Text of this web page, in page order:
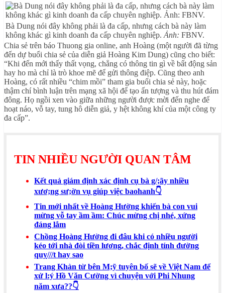
Bà Dung nói đây không phải là đa cấp, nhưng cách bà này làm
không khác gì kinh doanh đa cấp chuyên nghiệp. Ảnh: FBNV.
Chia sẻ trên báo Thuong gia online, anh Hoàng (một người đã từng
đến dự buổi chia sẻ của diễn giả Hoàng Kim Dung) cũng cho biết:
“Khi đến mới thấy thất vọng, chẳng có thông tin gì về bất động sản
hay ho mà chỉ là trò khoe mẽ để gửi thông điệp. Cũng theo anh
Hoàng, có rất nhiều “chim mồi” tham gia buổi chia sẻ này, hoặc
thậm chí bình luận trên mạng xã hội để tạo ấn tượng và thu hút đám
đông. Họ ngồi xen vào giữa những người được mời đến nghe để
hoạt náo, vỗ tay, tung hô diễn giả, y hệt không khí của một công ty
đa cấp”.
TIN NHIỀU NGƯỜI QUAN TÂM
Kết quả giám định xác định cụ bà g/;ãy nhiều
xươ;ng sư;ờn vụ giúp việc baohanh👇
Tin mới nhất về Hoàng Hường khiến bà con vui
mừng vỗ tay ầm ầm: Chúc mừng chị nhé, xứng
đáng lắm
Chồng Hoàng Hường đi đâu khi có nhiều người
kéo tới nhà đòi tiền lương, chắc định tính đường
quỵ///t hay sao
Trang Khàn từ bên M;ỹ tuyên bố sẽ về Việt Nam để
xử l:ý Hồ Văn Cường vì chuyện với Phi Nhung
năm xưa??👇